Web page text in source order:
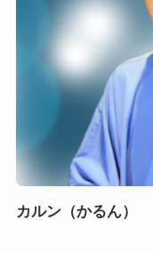
カルン（かるん）